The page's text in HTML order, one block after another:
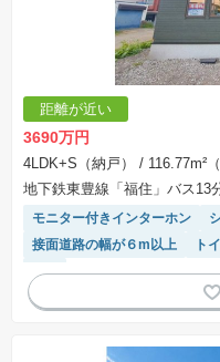
距離が近い
3690万円
4LDK+S（納戸）
/ 116.77m²
地下鉄東豊線「福住」バス13
モニター付きインターホン
接面道路の幅が６m以上
ト
WIC